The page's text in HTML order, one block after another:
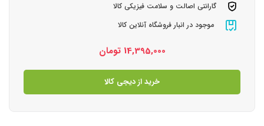
گارانتی اصالت و سلامت فیزیکی کالا
موجود در انبار فروشگاه آنلاین کالا
14,395,000 تومان
خرید از دیجی کالا